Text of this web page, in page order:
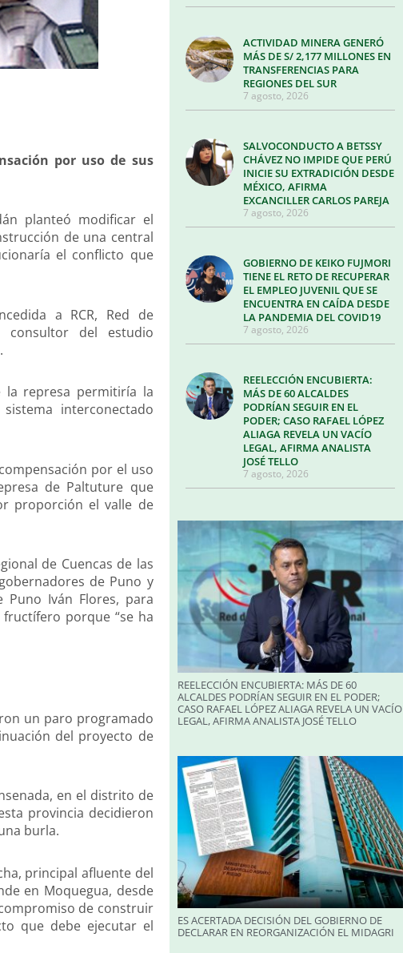
por uso de sus
planteó modificar el
de una central
el conflicto que
a RCR, Red de
consultor del estudio
la represa permitiría la
interconectado
por el uso
de Paltuture que
proporción el valle de
de Cuencas de las
de Puno y
Puno Iván Flores, para
porque “se ha
un paro programado
del proyecto de
en el distrito de
provincia decidieron
burla.
principal afluente del
en Moquegua, desde
de construir
que debe ejecutar el
ACTIVIDAD MINERA GENERÓ
MÁS DE S/ 2,177 MILLONES EN
TRANSFERENCIAS PARA
REGIONES DEL SUR
7 agosto, 2026
SALVOCONDUCTO A BETSSY
CHÁVEZ NO IMPIDE QUE PERÚ
INICIE SU EXTRADICIÓN DESDE
MÉXICO, AFIRMA
EXCANCILLER CARLOS PAREJA
7 agosto, 2026
GOBIERNO DE KEIKO FUJMORI
TIENE EL RETO DE RECUPERAR
EL EMPLEO JUVENIL QUE SE
ENCUENTRA EN CAÍDA DESDE
LA PANDEMIA DEL COVID19
7 agosto, 2026
REELECCIÓN ENCUBIERTA:
MÁS DE 60 ALCALDES
PODRÍAN SEGUIR EN EL
PODER; CASO RAFAEL LÓPEZ
ALIAGA REVELA UN VACÍO
LEGAL, AFIRMA ANALISTA
JOSÉ TELLO
7 agosto, 2026
REELECCIÓN ENCUBIERTA: MÁS DE 60
ALCALDES PODRÍAN SEGUIR EN EL PODER;
CASO RAFAEL LÓPEZ ALIAGA REVELA UN VACÍO
LEGAL, AFIRMA ANALISTA JOSÉ TELLO
ES ACERTADA DECISIÓN DEL GOBIERNO DE
DECLARAR EN REORGANIZACIÓN EL MIDAGRI